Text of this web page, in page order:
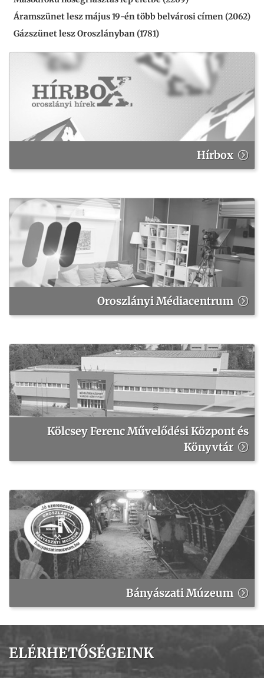
Áramszünet lesz május 19-én több belvárosi címen (2062)
Gázszünet lesz Oroszlányban (1781)
Hírbox
Oroszlányi Médiacentrum
Kölcsey Ferenc Művelődési Központ és
Könyvtár
Bányászati Múzeum
ELÉRHETŐSÉGEINK